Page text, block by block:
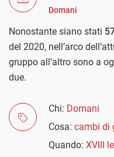
Domani
Nonostante siano stati
del 2020, nell’arco
gruppo all’altro sono a
due.
Chi: Domani
Cosa: cambi di
Quando: XVIII